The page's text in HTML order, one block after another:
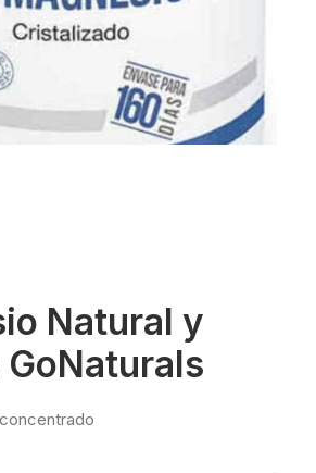
Natural y